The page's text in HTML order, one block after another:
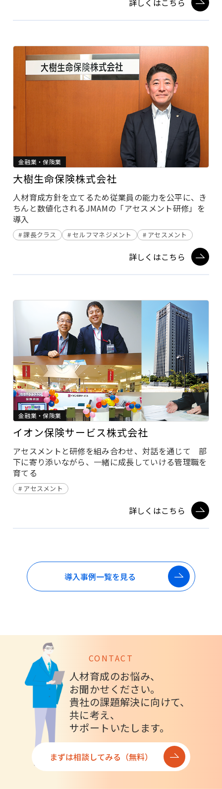
詳しくはこちら
金融業・保険業
大樹生命保険株式会社
人材育成方針を立てるため従業員の能力を公平に、き
ちんと数値化されるJMAMの「アセスメント研修」を
導入
課長クラス セルフマネジメント アセスメント
詳しくはこちら
金融業・保険業
イオン保険サービス株式会社
アセスメントと研修を組み合わせ、対話を通じて 部
下に寄り添いながら、一緒に成長していける管理職を
育てる
アセスメント
詳しくはこちら
導入事例一覧を見る
CONTACT
人材育成のお悩み、
お聞かせください。
貴社の課題解決に向けて、
共に考え、
サポートいたします。
まずは相談してみる（無料）